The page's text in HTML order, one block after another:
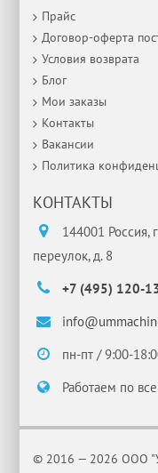
Прайс
Договор-оферта
Условия возврата
Блог
Мои заказы
Контакты
Вакансии
Политика
КОНТАКТЫ
144001 Россия,
переулок, д. 8
+7 (495) 120-
пн-пт / 9:00-
Работаем по
© 2016 — 2026 ООО